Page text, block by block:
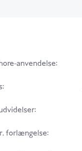
anvendelse:
forlængelse: